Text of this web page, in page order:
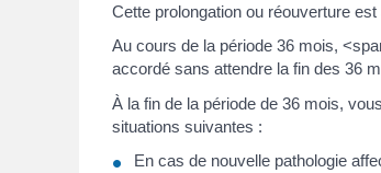
Cette prolongation ou réouverture
Au cours de la période 36 mois,
accordé sans attendre la fin des 36
À la fin de la période de 36 mois,
situations suivantes :
En cas de nouvelle pathologie